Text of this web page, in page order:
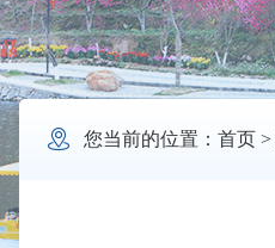
 您当前的位置： 首页>